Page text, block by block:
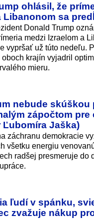
ohlásil, že
Libanonom sa
Donald Trump
medzi Izraelom a
vypršať už túto nedeľu.
krajín vyjadril
mieru.
nebude skúškou
zápočtom pre
Ľubomíra Jaška)
záchranu demokracie
všetku energiu
radšej presmeruje do
ľudí v spánku,
zvažuje nákup